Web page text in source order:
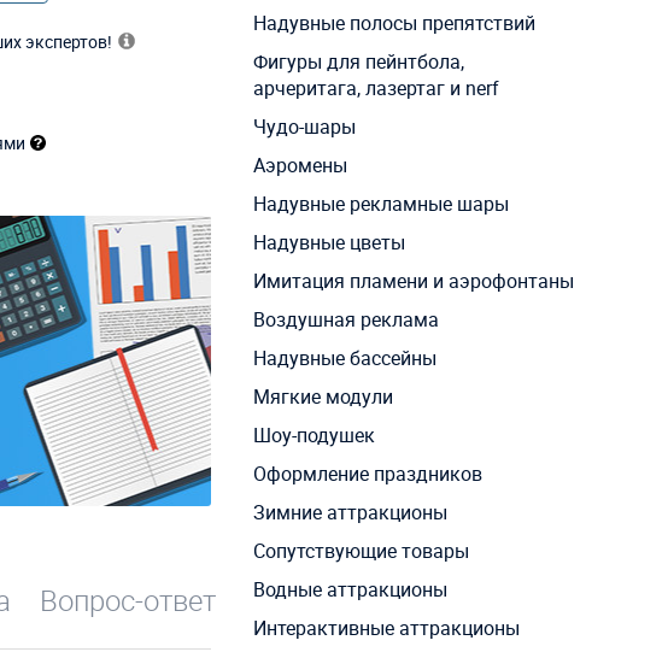
экспертов!
Вопрос-ответ
Надувные полосы препятствий
Фигуры для пейнтбола,
арчеритага, лазертаг и nerf
Чудо-шары
Аэромены
Надувные рекламные шары
Надувные цветы
Имитация пламени и аэрофонтаны
Воздушная реклама
Надувные бассейны
Мягкие модули
Шоу-подушек
Оформление праздников
Зимние аттракционы
Сопутствующие товары
Водные аттракционы
Интерактивные аттракционы